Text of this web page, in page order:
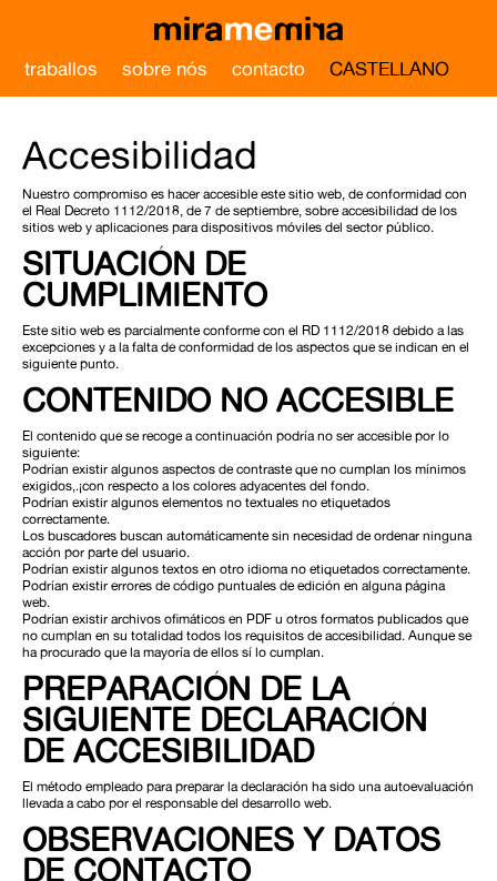
traballos sobre nós contacto CASTELLANO
Accesibilidad
Nuestro compromiso es hacer accesible este sitio web, de conformidad con
el Real Decreto 1112/2018, de 7 de septiembre, sobre accesibilidad de los
sitios web y aplicaciones para dispositivos móviles del sector público.
SITUACIÓN DE
CUMPLIMIENTO
Este sitio web es parcialmente conforme con el RD 1112/2018 debido a las
excepciones y a la falta de conformidad de los aspectos que se indican en el
siguiente punto.
CONTENIDO NO ACCESIBLE
El contenido que se recoge a continuación podría no ser accesible por lo
siguiente:
Podrían existir algunos aspectos de contraste que no cumplan los mínimos
exigidos,.¡con respecto a los colores adyacentes del fondo.
Podrían existir algunos elementos no textuales no etiquetados
correctamente.
Los buscadores buscan automáticamente sin necesidad de ordenar ninguna
acción por parte del usuario.
Podrían existir algunos textos en otro idioma no etiquetados correctamente.
Podrían existir errores de código puntuales de edición en alguna página
web.
Podrían existir archivos ofimáticos en PDF u otros formatos publicados que
no cumplan en su totalidad todos los requisitos de accesibilidad. Aunque se
ha procurado que la mayoría de ellos sí lo cumplan.
PREPARACIÓN DE LA
SIGUIENTE DECLARACIÓN
DE ACCESIBILIDAD
El método empleado para preparar la declaración ha sido una autoevaluación
llevada a cabo por el responsable del desarrollo web.
OBSERVACIONES Y DATOS
DE CONTACTO